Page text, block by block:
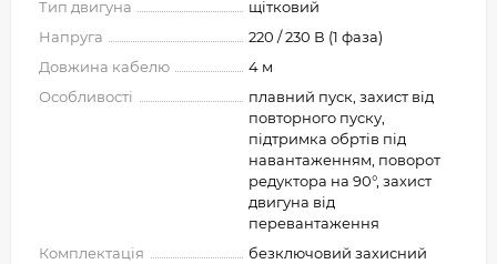
Тип двигуна
щітковий
Напруга
220 / 230 В (1 фаза)
Довжина кабелю
4 м
Особливості
плавний пуск, захист від
повторного пуску,
підтримка обртів під
навантаженням, поворот
редуктора на 90°, захист
двигуна від
перевантаження
Комплектація
безключовий захисний